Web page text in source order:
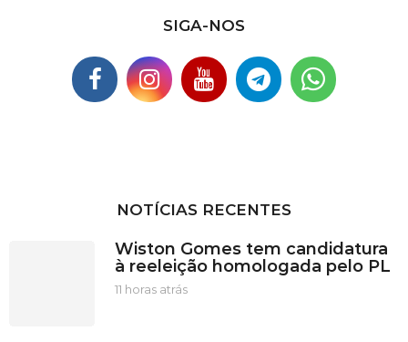
SIGA-NOS
NOTÍCIAS RECENTES
Wiston Gomes tem candidatura
à reeleição homologada pelo PL
11 horas atrás1